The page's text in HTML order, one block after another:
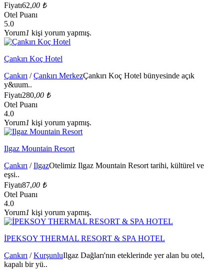
Fiyatı62,00 ₺
Otel Puanı
5.0
Yorum1 kişi yorum yapmış.
Çankırı Koç Hotel
Çankırı /Çankırı MerkezÇankırı Koç Hotel bünyesinde açık
y&uum..
Fiyatı280,00 ₺
Otel Puanı
4.0
Yorum1 kişi yorum yapmış.
Ilgaz Mountain Resort
Çankırı /IlgazOtelimiz Ilgaz Mountain Resort tarihi, kültürel ve
eşsi..
Fiyatı87,00 ₺
Otel Puanı
4.0
Yorum1 kişi yorum yapmış.
İPEKSOY THERMAL RESORT & SPA HOTEL
Çankırı /KurşunluIlgaz Dağları'nın eteklerinde yer alan bu otel,
kapalı bir yü..